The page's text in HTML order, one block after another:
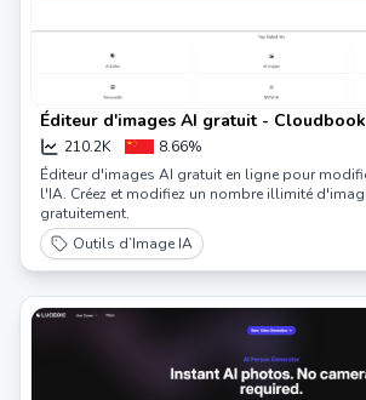
Éditeur d'images AI gratuit -
210.2K 8.66%
Éditeur d'images AI gratuit en ligne pour
l'IA. Créez et modifiez un nombre illimité
gratuitement.
Outils d’Image IA